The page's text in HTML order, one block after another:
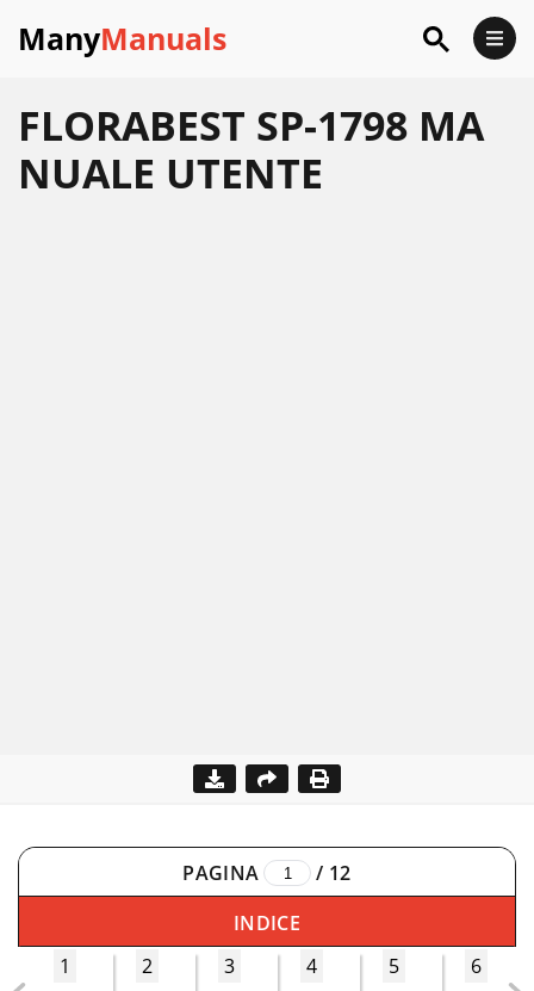
ManyManuals
FLORABEST SP-1798 MA
NUALE UTENTE
PAGINA / 12
INDICE
1
2 3 4 5 6